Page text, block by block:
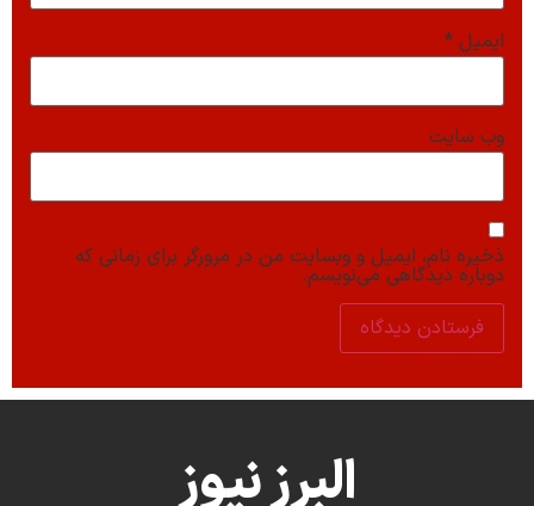
ایمیل *
وب‌ سایت
ذخیره نام، ایمیل و وبسایت من در مرورگر برای زمانی که
دوباره دیدگاهی می‌نویسم.
البرز نیوز